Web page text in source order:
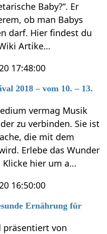
Baby?“. Er
ob man Babys
darf. Hier findest du
Artike…
17:48:00
2018 – vom 10. – 13.
vermag Musik
zu verbinden. Sie ist
die mit dem
Erlebe das Wunder
Klicke hier um a…
16:50:00
Ernährung für
präsentiert von